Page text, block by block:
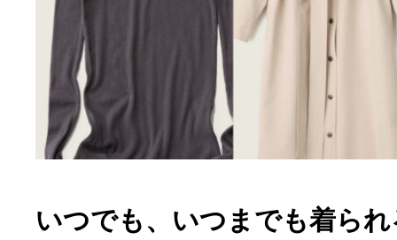
いつでも、いつまでも着ら